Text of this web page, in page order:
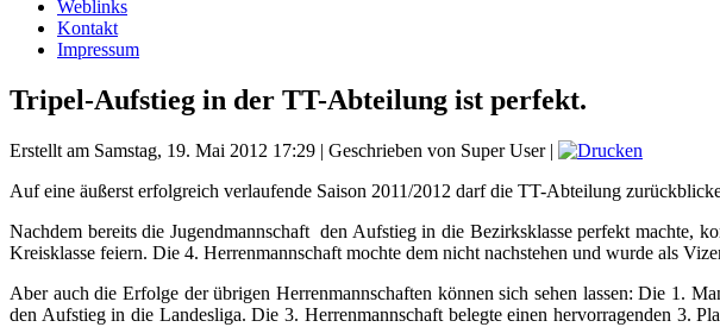
Weblinks
Kontakt
Impressum
Tripel-Aufstieg in der TT-Abteilung ist perfekt.
Erstellt am Samstag, 19. Mai 2012 17:29 | Geschrieben von Super User|
Auf eine äußerst erfolgreich verlaufende Saison 2011/2012 darf die TT-Abteilung
Nachdem bereits die Jugendmannschaft den Aufstieg in die Bezirksklasse perfekt machte,
Kreisklasse feiern. Die 4. Herrenmannschaft mochte dem nicht nachstehen und wurde als
Aber auch die Erfolge der übrigen Herrenmannschaften können sich sehen lassen: Die 1.
den Aufstieg in die Landesliga. Die 3. Herrenmannschaft belegte einen hervorragenden 3.